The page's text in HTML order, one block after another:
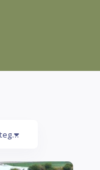
Todas las Categoría